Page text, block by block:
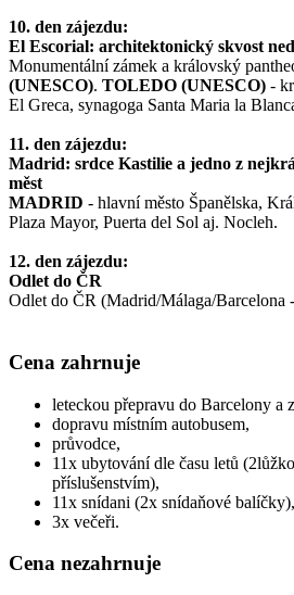
10. den zájezdu:
El Escorial: architektonický skvost
Monumentální zámek a královský
(UNESCO). TOLEDO (UNESCO) -
El Greca, synagoga Santa Maria la
11. den zájezdu:
Madrid: srdce Kastilie a jedno z
měst
MADRID - hlavní město Španělska,
Plaza Mayor, Puerta del Sol aj. Nocleh.
12. den zájezdu:
Odlet do ČR
Odlet do ČR (Madrid/Málaga/Barcelona
Cena zahrnuje
leteckou přepravu do Barcelony a
dopravu místním autobusem,
průvodce,
11x ubytování dle času letů
příslušenstvím),
11x snídani (2x snídaňové balíčky),
3x večeři.
Cena nezahrnuje